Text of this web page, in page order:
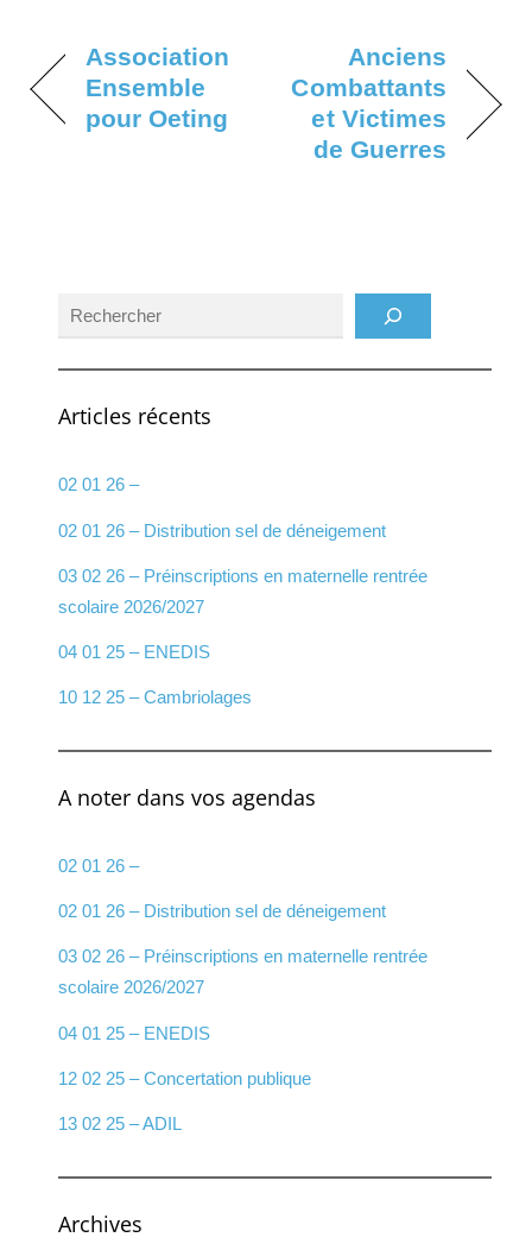
Association
Ensemble
pour Oeting
Anciens
Combattants
et Victimes
de Guerres
Rechercher
Articles récents
02 01 26 –
02 01 26 – Distribution sel de déneigement
03 02 26 – Préinscriptions en maternelle rentrée
scolaire 2026/2027
04 01 25 – ENEDIS
10 12 25 – Cambriolages
A noter dans vos agendas
02 01 26 –
02 01 26 – Distribution sel de déneigement
03 02 26 – Préinscriptions en maternelle rentrée
scolaire 2026/2027
04 01 25 – ENEDIS
12 02 25 – Concertation publique
13 02 25 – ADIL
Archives